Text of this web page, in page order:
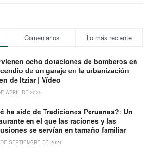
Comentarios Lo más reciente
ocho dotaciones de bomberos en
de un garaje en la urbanización
de Itziar | Vídeo
ABRIL DE 2025
ha sido de Tradiciones Peruanas?: Un
en el que las raciones y las
se servían en tamaño familiar
SEPTIEMBRE DE 2024